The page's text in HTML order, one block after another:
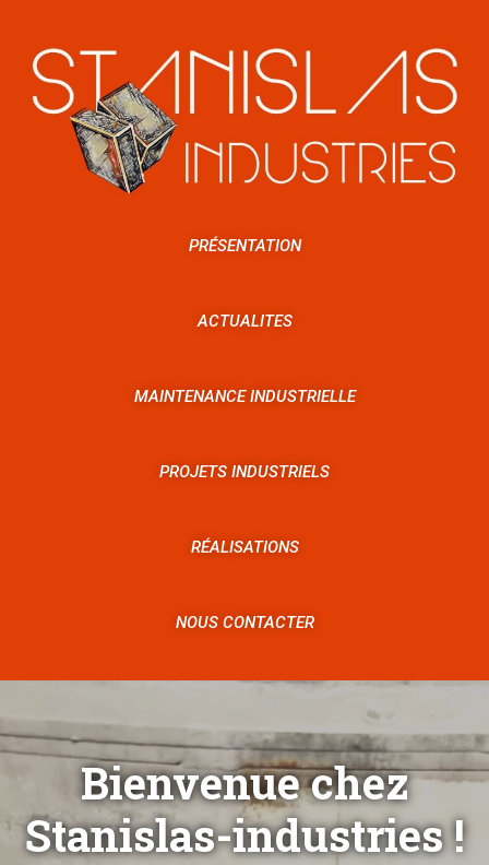
PRÉSENTATION
ACTUALITES
MAINTENANCE INDUSTRIELLE
PROJETS INDUSTRIELS
RÉALISATIONS
NOUS CONTACTER
Bienvenue chez
Stanislas-industries !